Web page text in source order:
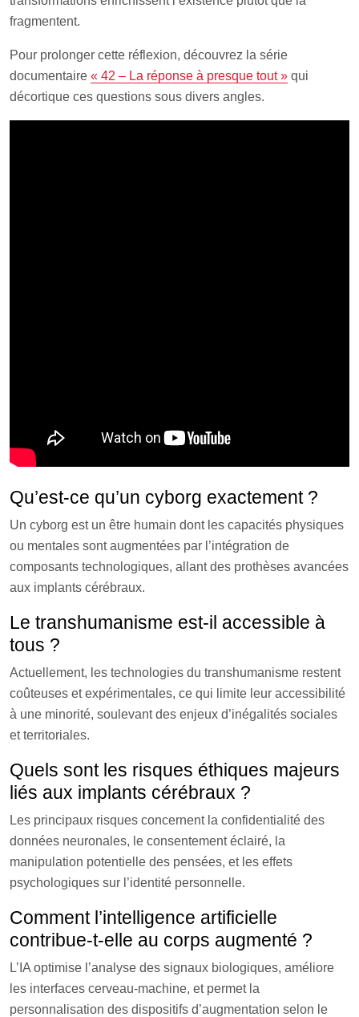
fragmentent.
Pour prolonger cette réflexion, découvrez la série
documentaire « 42 – La réponse à presque tout » qui
décortique ces questions sous divers angles.
Qu’est-ce qu’un cyborg exactement ?
Un cyborg est un être humain dont les capacités physiques
ou mentales sont augmentées par l’intégration de
composants technologiques, allant des prothèses avancées
aux implants cérébraux.
Le transhumanisme est-il accessible à
tous ?
Actuellement, les technologies du transhumanisme restent
coûteuses et expérimentales, ce qui limite leur accessibilité
à une minorité, soulevant des enjeux d’inégalités sociales
et territoriales.
Quels sont les risques éthiques majeurs
liés aux implants cérébraux ?
Les principaux risques concernent la confidentialité des
données neuronales, le consentement éclairé, la
manipulation potentielle des pensées, et les effets
psychologiques sur l’identité personnelle.
Comment l’intelligence artificielle
contribue-t-elle au corps augmenté ?
L’IA optimise l’analyse des signaux biologiques, améliore
les interfaces cerveau-machine, et permet la
personnalisation des dispositifs d’augmentation selon le